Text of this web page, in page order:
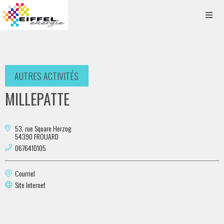
AUTRES ACTIVITÉS
MILLEPATTE
53, rue Square Herzog
54390 FROUARD
0676410105
Courriel
Site Internet